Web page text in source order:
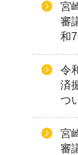
宮
審
和
令
済
つ
宮
審